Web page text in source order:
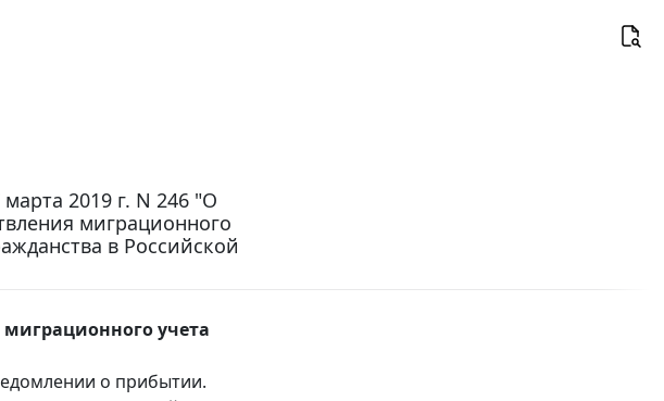
2019 г. N 246 "О
миграционного
в Российской
учета
о прибытии.